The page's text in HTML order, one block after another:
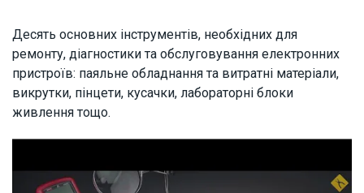
Десять основних інструментів, необхідних для
ремонту, діагностики та обслуговування електронних
пристроїв: паяльне обладнання та витратні матеріали,
викрутки, пінцети, кусачки, лабораторні блоки
живлення тощо.